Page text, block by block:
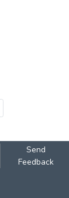
Send
Feedback